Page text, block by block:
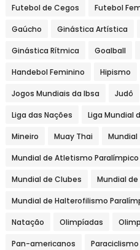
Futebol de Cegos Futebol
Gaúcho Ginástica Artística
Ginástica Rítmica Goalball
Handebol Feminino Hipismo
Jogos Mundiais da Ibsa Judô
Liga das Nações Liga Mundial
Mineiro Muay Thai Mundial
Mundial de Atletismo Paralímpico
Mundial de Clubes Mundial
Mundial de Halterofilismo
Natação Olimpíadas
Pan-americanos Paraciclismo